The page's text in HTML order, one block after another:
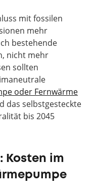
mit fossilen
mehr
bestehende
nicht mehr
sollten
oder Fernwärme
das selbstgesteckte
bis 2045
Kosten im